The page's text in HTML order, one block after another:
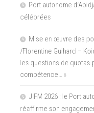
Port autonome
célébrées
Mise en œuvre des
/Florentine Guihard –
les questions de quotas
compétence… »
JIFM 2026 : le Port
réaffirme son